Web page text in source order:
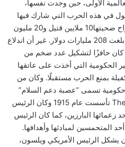
الأولى، حين وجدت نفسها،
في هذه الحرب التي شارك فيها
33 دولة و70 مليون مقاتل، وراح ضحيتها10 ملايين قتيل و20 مليون
جريح، ونجم عنها خسائر مادية بلغت 208 مليارات دولار. غير أن اندلاع
كان حافزًا لتشكيل عدد ضخم من
الحكومية التي أخذت على عاتقها
بمنع الحرب مستقبلًا. وكان من
حكومية تسمى “عصبة دعم السلام”
The League to Enforce Peace تأسست عام 1915 وكان الرئيس
زعمائها البارزين، كما كان الرئيس
المتحمسين لمبادئها وأهدافها.
يشكل الرئيس الأمريكي ويلسون،